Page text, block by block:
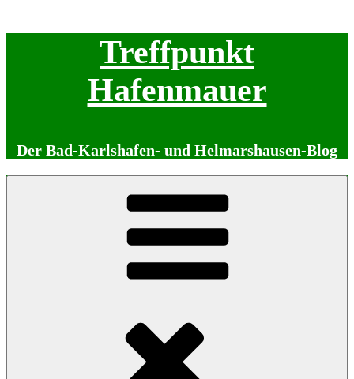
Treffpunkt
Hafenmauer
Der Bad-Karlshafen- und Helmarshausen-Blog